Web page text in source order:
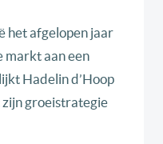
het afgelopen jaar
markt aan een
Hadelin d’Hoop
zijn groeistrategie